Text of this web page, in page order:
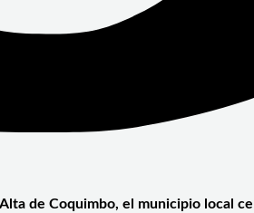
de Coquimbo, el municipio local